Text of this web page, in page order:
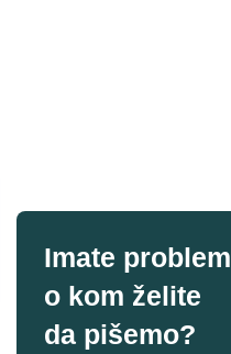
Imate problem
o kom želite
da pišemo?